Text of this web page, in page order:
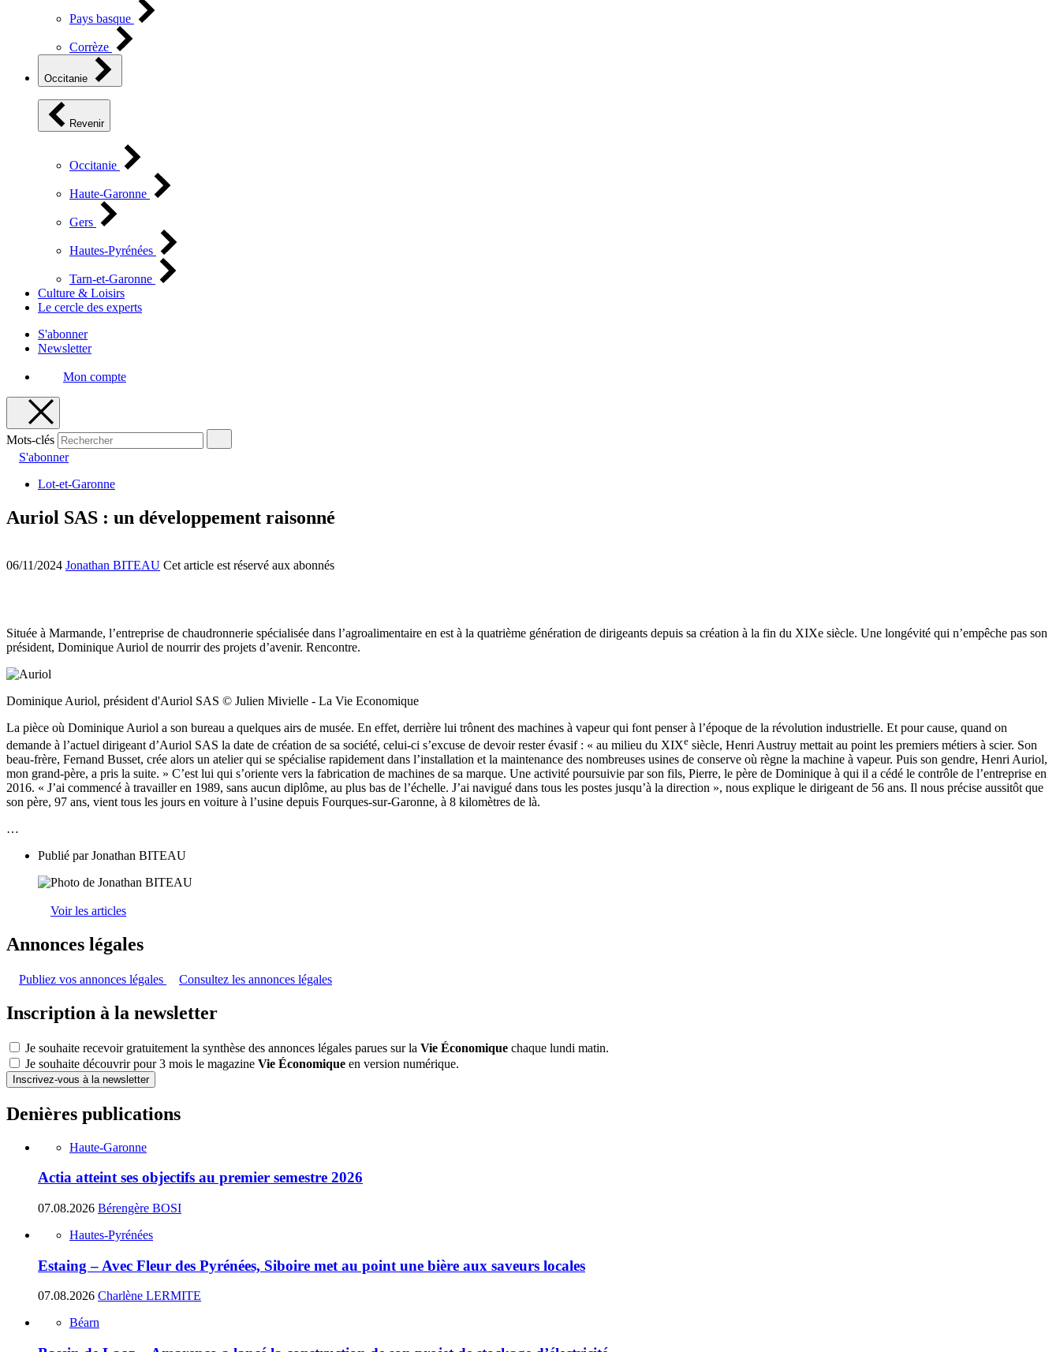
Pays basque
Corrèze
Occitanie
Revenir
Occitanie
Haute-Garonne
Gers
Hautes-Pyrénées
Tarn-et-Garonne
Culture & Loisirs
Le cercle des experts
S'abonner
Newsletter
Mon compte
Mots-clés
S'abonner
Lot-et-Garonne
Auriol SAS : un développement raisonné
06/11/2024 Jonathan BITEAU Cet article est réservé aux abonnés
Située à Marmande, l’entreprise de chaudronnerie spécialisée dans l’agroalimentaire en est à la quatrième génération de dirigeants depuis sa création à la fin du XIXe siècle. Une longévité qui n’empêche pas son
président, Dominique Auriol de nourrir des projets d’avenir. Rencontre.
Dominique Auriol, président d'Auriol SAS © Julien Mivielle - La Vie Economique
La pièce où Dominique Auriol a son bureau a quelques airs de musée. En effet, derrière lui trônent des machines à vapeur qui font penser à l’époque de la révolution industrielle. Et pour cause, quand on
demande à l’actuel dirigeant d’Auriol SAS la date de création de sa société, celui-ci s’excuse de devoir rester évasif : « au milieu du XIXe siècle, Henri Austruy mettait au point les premiers métiers à scier. Son
beau-frère, Fernand Busset, crée alors un atelier qui se spécialise rapidement dans l’installation et la maintenance des nombreuses usines de conserve où règne la machine à vapeur. Puis son gendre, Henri Auriol,
mon grand-père, a pris la suite. » C’est lui qui s’oriente vers la fabrication de machines de sa marque. Une activité poursuivie par son fils, Pierre, le père de Dominique à qui il a cédé le contrôle de l’entreprise en
2016. « J’ai commencé à travailler en 1989, sans aucun diplôme, au plus bas de l’échelle. J’ai navigué dans tous les postes jusqu’à la direction », nous explique le dirigeant de 56 ans. Il nous précise aussitôt que
son père, 97 ans, vient tous les jours en voiture à l’usine depuis Fourques-sur-Garonne, à 8 kilomètres de là.
…
Publié parJonathan BITEAU
Voir les articles
Annonces légales
Publiez vos annonces légales Consultez les annonces légales
Inscription à la newsletter
Je souhaite recevoir gratuitement la synthèse des annonces légales parues sur la Vie Économique chaque lundi matin.
Je souhaite découvrir pour 3 mois le magazine Vie Économique en version numérique.
Inscrivez-vous à la newsletter
Denières publications
Haute-Garonne
Actia atteint ses objectifs au premier semestre 2026
07.08.2026 Bérengère BOSI
Hautes-Pyrénées
Estaing – Avec Fleur des Pyrénées, Siboire met au point une bière aux saveurs locales
07.08.2026 Charlène LERMITE
Béarn